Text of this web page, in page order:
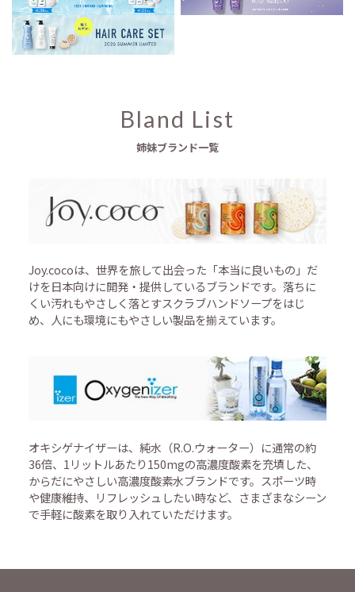
Bland List
姉妹ブランド一覧
Joy.cocoは、世界を旅して出会った「本当に良いもの」だ
けを日本向けに開発・提供しているブランドです。落ちに
くい汚れもやさしく落とすスクラブハンドソープをはじ
め、人にも環境にもやさしい製品を揃えています。
オキシゲナイザーは、純水（R.O.ウォーター）に通常の約
36倍、1リットルあたり150mgの高濃度酸素を充填した、
からだにやさしい高濃度酸素水ブランドです。スポーツ時
や健康維持、リフレッシュしたい時など、さまざまなシーン
で手軽に酸素を取り入れていただけます。